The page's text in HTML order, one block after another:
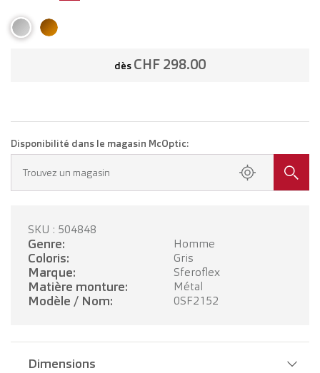
dès CHF 298.00
Disponibilité dans le magasin McOptic:
Trouvez un magasin
SKU : 504848
Genre: Homme
Coloris: Gris
Marque: Sferoflex
Matière monture: Métal
Modèle / Nom: 0SF2152
Dimensions